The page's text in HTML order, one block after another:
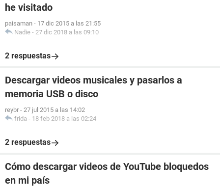
he visitado
paisaman - 17 dic 2015 a las 21:55
Nadie - 27 dic 2018 a las 09:10
2 respuestas
Descargar videos musicales y pasarlos a
memoria USB o disco
reybr - 27 jul 2015 a las 14:02
frida - 18 feb 2018 a las 02:24
2 respuestas
Cómo descargar videos de YouTube bloquedos
en mi país